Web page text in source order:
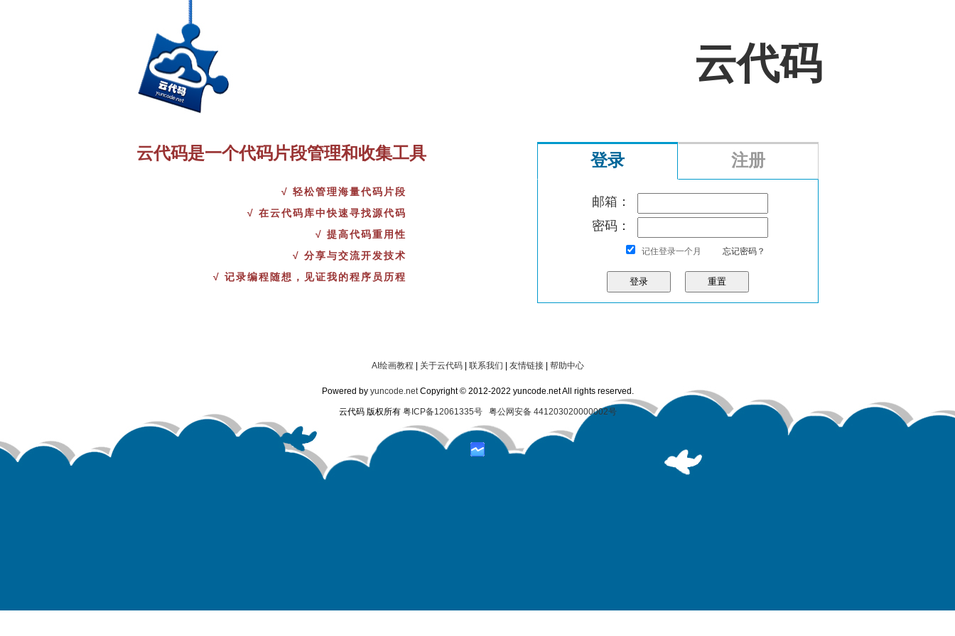
云代码
云代码是一个代码片段管理和收集工具
√ 轻松管理海量代码片段
√ 在云代码库中快速寻找源代码
√ 提高代码重用性
√ 分享与交流开发技术
√ 记录编程随想，见证我的程序员历程
登录 注册
邮箱：
密码：
记住登录一个月 忘记密码？
AI绘画教程 关于云代码| 联系我们 友情链接| 帮助中心
Powered by yuncode.netCopyright © 2012-2022 yuncode.net All rights reserved.
云代码 版权所有 粤ICP备12061335号 粤公网安备 441203020000002号